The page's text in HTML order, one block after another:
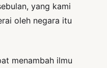
yang kami
oleh negara itu
menambah ilmu